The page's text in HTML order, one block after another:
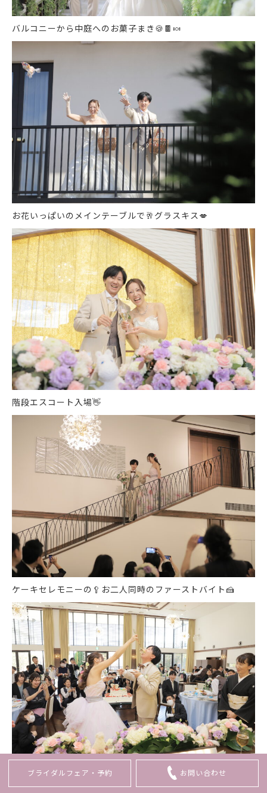
バルコニーから中庭へのお菓子まき 🍪 🍫 🍬
お花いっぱいのメインテーブルで 🥂 グラスキス 💋
階段エスコート入場👋
ケーキセレモニーの 🥄 お二人同時のファーストバイト🍰
今後も思い出の沢山詰まった第二の我が家へのお帰りをスタ
ブライダルフェア・ 予約 お問い合わせ